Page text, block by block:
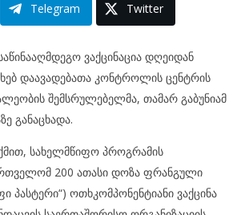
Telegram Twitter
ვაქცინაცია დღეიდან
დაავადებათა კონტროლის ცენტრის
შემსრულებელმა, თამარ გაბუნიამ
განაცხადა.
სახელმწიფო პროგრამის
200 ათასი დოზა ფრანგული
პასტერი“) ოთხკომპონენტიანი ვაქცინა